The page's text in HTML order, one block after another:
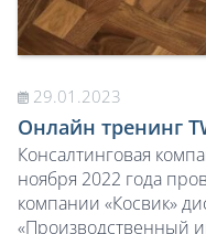
29.01.2023
Онлайн тренинг
Консалтинговая
ноября 2022 года
компании «Косвик»
«Производственный